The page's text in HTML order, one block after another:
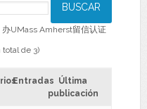
UMass Amherst留信认证
total de 3)
Entradas Última
publicación